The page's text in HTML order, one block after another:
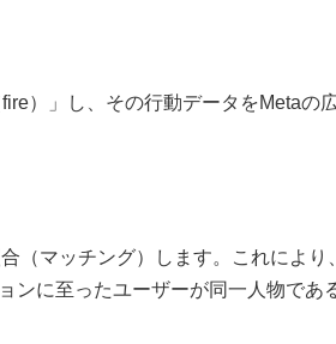
）」し、その行動データをMetaの
（マッチング）します。これにより、
ンに至ったユーザーが同一人物であ